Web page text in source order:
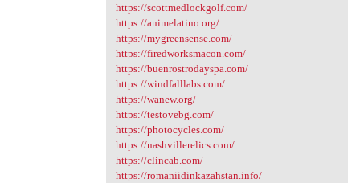
https://scottmedlockgolf.com/
https://animelatino.org/
https://mygreensense.com/
https://firedworksmacon.com/
https://buenrostrodayspa.com/
https://windfalllabs.com/
https://wanew.org/
https://testovebg.com/
https://photocycles.com/
https://nashvillerelics.com/
https://clincab.com/
https://romaniidinkazahstan.info/